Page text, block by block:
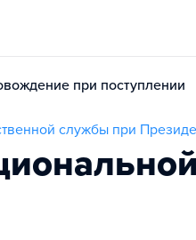
при поступлении
службы при